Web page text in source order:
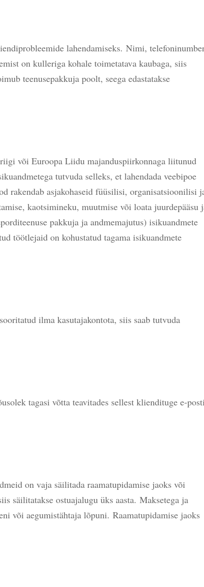
lahendamiseks.Nimi,
on kulleriga kohale toimetatava kaubaga, siis
teenusepakkuja poolt, seega edastatakse
või Euroopa Liidu majanduspiirkonnaga liitunud
tutvuda selleks, et lahendada veebipoe
rakendab asjakohaseid füüsilisi, organisatsioonilisi
kaotsimineku, muutmise või loata juurdepääsu
pakkuja ja andmemajutus) isikuandmete
töötlejaid on kohustatud tagama isikuandmete
ilma kasutajakontota, siis saab tutvuda
tagasi võtta teavitades sellest kliendituge e-
on vaja säilitada raamatupidamise jaoks või
säilitatakse ostuajalugu üks aasta.Maksetega ja
või aegumistähtaja lõpuni.Raamatupidamise jaoks